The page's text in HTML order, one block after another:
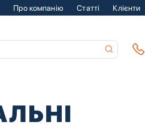
Про компанію Статті Клієнти